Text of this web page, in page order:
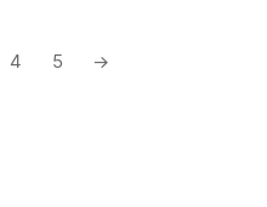
4 5 →